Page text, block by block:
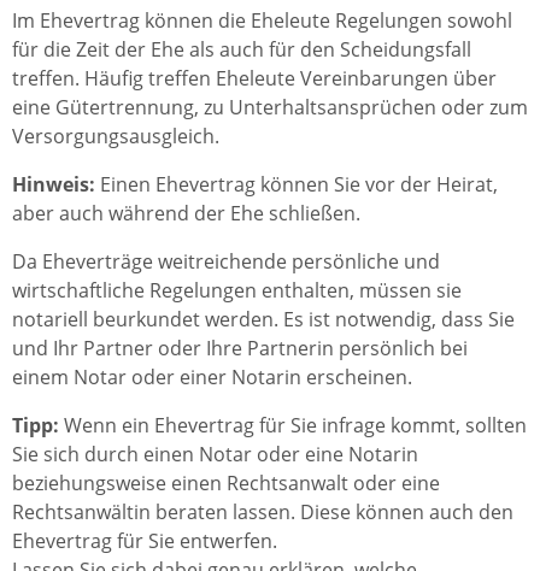
Im Ehevertrag können die Eheleute Regelungen sowohl
für die Zeit der Ehe als auch für den Scheidungsfall
treffen. Häufig treffen Eheleute Vereinbarungen über
eine Gütertrennung, zu Unterhaltsansprüchen oder zum
Versorgungsausgleich.
Hinweis: Einen Ehevertrag können Sie vor der Heirat,
aber auch während der Ehe schließen.
Da Eheverträge weitreichende persönliche und
wirtschaftliche Regelungen enthalten, müssen sie
notariell beurkundet werden. Es ist notwendig, dass Sie
und Ihr Partner oder Ihre Partnerin persönlich bei
einem Notar oder einer Notarin erscheinen.
Tipp: Wenn ein Ehevertrag für Sie infrage kommt, sollten
Sie sich durch einen Notar oder eine Notarin
beziehungsweise einen Rechtsanwalt oder eine
Rechtsanwältin beraten lassen. Diese können auch den
Ehevertrag für Sie entwerfen.